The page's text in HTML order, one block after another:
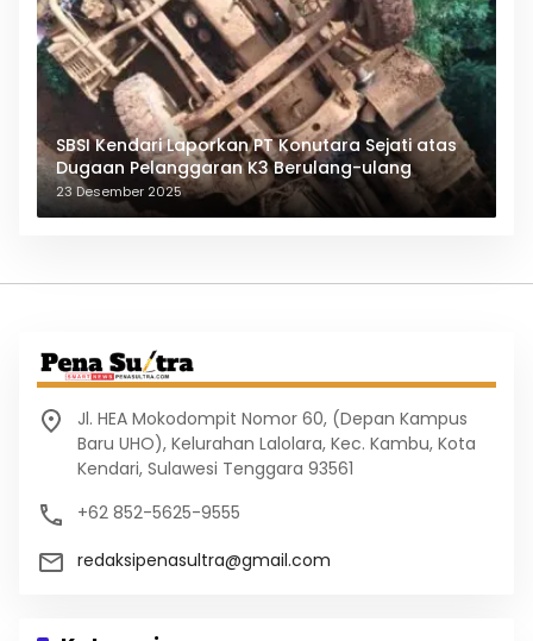
SBSI Kendari Laporkan PT Konutara Sejati atas
Dugaan Pelanggaran K3 Berulang-ulang
23 Desember 2025
Jl. HEA Mokodompit Nomor 60, (Depan Kampus
Baru UHO), Kelurahan Lalolara, Kec. Kambu, Kota
Kendari, Sulawesi Tenggara 93561
+62 852-5625-9555
redaksipenasultra@gmail.com